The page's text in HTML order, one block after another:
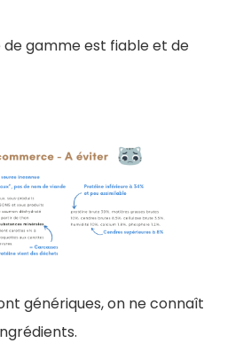
de gamme est fiable et de
génériques, on ne connaît